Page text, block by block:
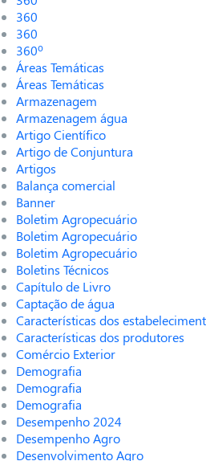
360
360
360º
Áreas Temáticas
Áreas Temáticas
Armazenagem
Armazenagem água
Artigo Científico
Artigo de Conjuntura
Artigos
Balança comercial
Banner
Boletim Agropecuário
Boletim Agropecuário
Boletim Agropecuário
Boletins Técnicos
Capítulo de Livro
Captação de água
Características dos
Características dos produtores
Comércio Exterior
Demografia
Demografia
Demografia
Desempenho 2024
Desempenho Agro
Desenvolvimento Agro